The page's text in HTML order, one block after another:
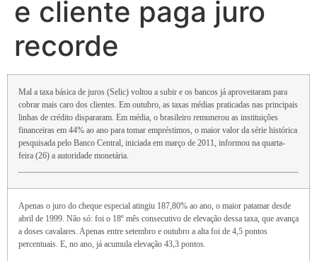
e cliente paga juro
recorde
Mal a taxa básica de juros (Selic) voltou a subir e os bancos já aproveitaram para
cobrar mais caro dos clientes. Em outubro, as taxas médias praticadas nas principais
linhas de crédito dispararam. Em média, o brasileiro remunerou as instituições
financeiras em 44% ao ano para tomar empréstimos, o maior valor da série histórica
pesquisada pelo Banco Central, iniciada em março de 2011, informou na quarta-
feira (26) a autoridade monetária.
Apenas o juro do cheque especial atingiu 187,80% ao ano, o maior patamar desde
abril de 1999. Não só: foi o 18º mês consecutivo de elevação dessa taxa, que avança
a doses cavalares. Apenas entre setembro e outubro a alta foi de 4,5 pontos
percentuais. E, no ano, já acumula elevação 43,3 pontos.